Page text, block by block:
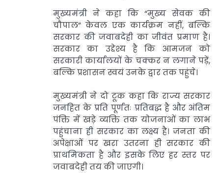
मुख्यमंत्री ने कहा कि “मुख्य सेवक की
चौपाल” केवल एक कार्यक्रम नहीं, बल्कि
सरकार की जवाबदेही का जीवंत प्रमाण है।
सरकार का उद्देश्य है कि आमजन को
सरकारी कार्यालयों के चक्कर न लगाने पड़ें,
बल्कि प्रशासन स्वयं उनके द्वार तक पहुंचे।
मुख्यमंत्री ने दो टूक कहा कि राज्य सरकार
जनहित के प्रति पूर्णतः प्रतिबद्ध है और अंतिम
पंक्ति में खड़े व्यक्ति तक योजनाओं का लाभ
पहुंचाना ही सरकार का लक्ष्य है। जनता की
अपेक्षाओं पर खरा उतरना ही सरकार की
प्राथमिकता है और इसके लिए हर स्तर पर
जवाबदेही तय की जाएगी।